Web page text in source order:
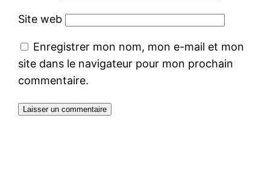
Site web
Enregistrer mon nom, mon e-mail et mon
site dans le navigateur pour mon prochain
commentaire.